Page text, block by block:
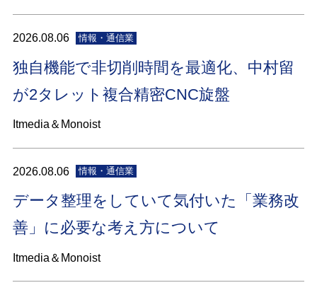
2026.08.06 情報・通信業
独自機能で非切削時間を最適化、中村留
が2タレット複合精密CNC旋盤
Itmedia＆Monoist
2026.08.06 情報・通信業
データ整理をしていて気付いた「業務改
善」に必要な考え方について
Itmedia＆Monoist